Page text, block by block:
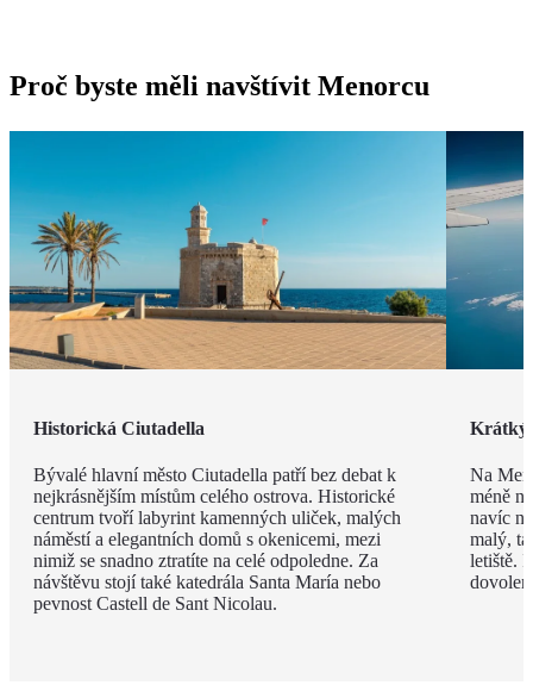
Proč byste měli navštívit Menorcu
Historická Ciutadella
Bývalé hlavní město Ciutadella patří bez debat k
nejkrásnějším místům celého ostrova. Historické
centrum tvoří labyrint kamenných uliček, malých
náměstí a elegantních domů s okenicemi, mezi
nimiž se snadno ztratíte na celé odpoledne. Za
návštěvu stojí také katedrála Santa María nebo
pevnost Castell de Sant Nicolau.
Krátký
Na
méně
navíc
malý,
letiště.